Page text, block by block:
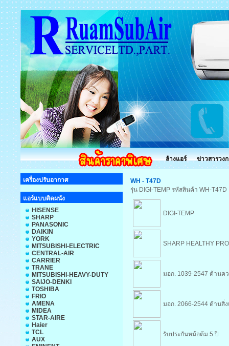
ล้างแอร์ ข่าวสารวง
เครื่องปรับอากาศ
แอร์แบบติดผนัง
HISENSE
SHARP
PANASONIC
DAIKIN
YORK
MITSUBISHI-ELECTRIC
CENTRAL-AIR
CARRIER
TRANE
MITSUBISHI-HEAVY-DUTY
SAIJO-DENKI
TOSHIBA
FRIO
AMENA
MIDEA
STAR-AIRE
Haier
TCL
AUX
WH - T47D
รุ่น DIGI-TEMP รหัสสินค้า WH-T47D
DIGI-TEMP
SHARP HEALTHY
มอก. 1039-2547 ด้านค
มอก. 2066-2544 ด้านสิ่
รับประกันหม้อต้ม 5 ปี